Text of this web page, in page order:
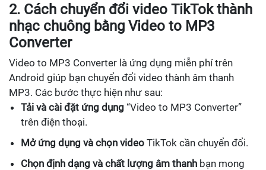
2. Cách chuyển đổi video TikTok thành
nhạc chuông bằng Video to MP3
Converter
Video to MP3 Converter là ứng dụng miễn phí trên
Android giúp bạn chuyển đổi video thành âm thanh
MP3. Các bước thực hiện như sau:
Tải và cài đặt ứng dụng “Video to MP3 Converter”
trên điện thoại.
Mở ứng dụng và chọn video TikTok cần chuyển đổi.
Chọn định dạng và chất lượng âm thanh bạn mong